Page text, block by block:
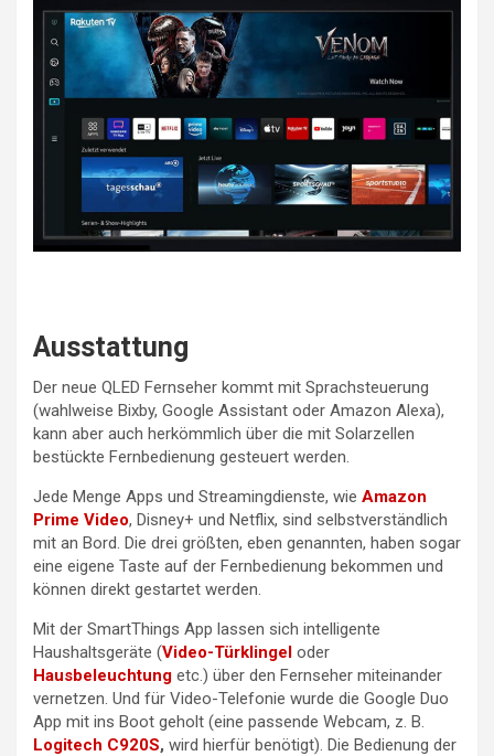
Ausstattung
Der neue QLED Fernseher kommt mit Sprachsteuerung
(wahlweise Bixby, Google Assistant oder Amazon Alexa),
kann aber auch herkömmlich über die mit Solarzellen
bestückte Fernbedienung gesteuert werden.
Jede Menge Apps und Streamingdienste, wie Amazon
Prime Video, Disney+ und Netflix, sind selbstverständlich
mit an Bord. Die drei größten, eben genannten, haben sogar
eine eigene Taste auf der Fernbedienung bekommen und
können direkt gestartet werden.
Mit der SmartThings App lassen sich intelligente
Haushaltsgeräte (Video-Türklingel oder
Hausbeleuchtung etc.) über den Fernseher miteinander
vernetzen. Und für Video-Telefonie wurde die Google Duo
App mit ins Boot geholt (eine passende Webcam, z. B.
Logitech C920S, wird hierfür benötigt). Die Bedienung der